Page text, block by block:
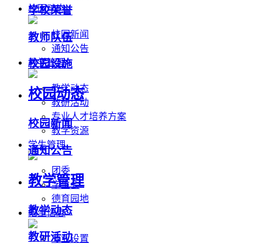
校园动态
校园新闻
通知公告
教学管理
教学动态
教研活动
专业人才培养方案
教学资源
学生管理
团委
学生会
德育园地
招生信息
专业设置
学校荣誉
教师队伍
校园设施
校园动态
校园新闻
通知公告
教学管理
教学动态
教研活动